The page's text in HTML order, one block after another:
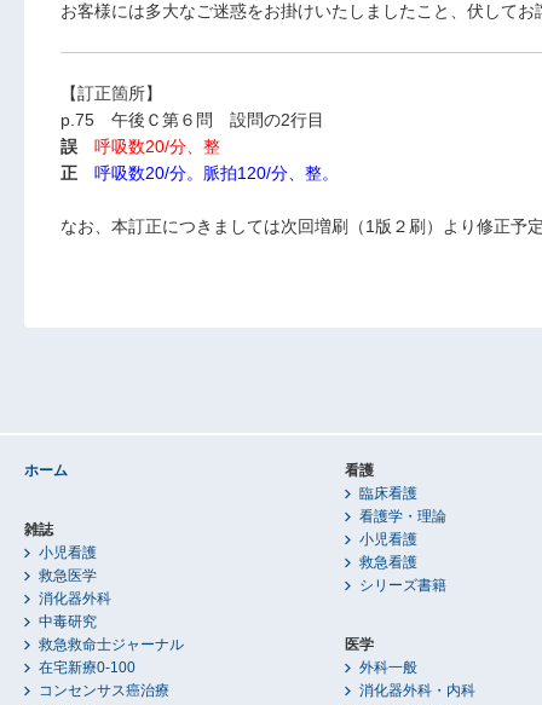
お客様には多大なご迷惑をお掛けいたしましたこと、伏してお
【訂正箇所】
p.75 午後Ｃ第６問 設問の2行目
誤
呼吸数20/分、整
正
呼吸数20/分。脈拍120/分、整。
なお、本訂正につきましては次回増刷（1版２刷）より修正予
ホーム
雑誌
小児看護
救急医学
消化器外科
中毒研究
救急救命士ジャーナル
在宅新療0-100
コンセンサス癌治療
看護
臨床看護
看護学・理論
小児看護
救急看護
シリーズ書籍
医学
外科一般
消化器外科・内科